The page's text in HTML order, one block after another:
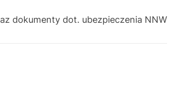
dokumenty dot. ubezpieczenia NNW